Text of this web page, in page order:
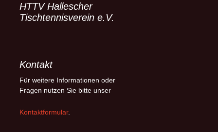
HTTV Hallescher
Tischtennisverein e.V.
Kontakt
Für weitere Informationen oder
Fragen nutzen Sie bitte unser
Kontaktformular.